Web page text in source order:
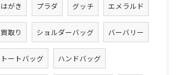
はがき プラダ グッチ エメラルド
買取り ショルダーバッグ バーバリー
トートバッグ ハンドバッグ